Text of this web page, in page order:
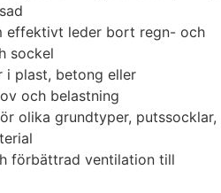
effektivt leder bort regn- och
sockel
i plast, betong eller
och belastning
olika grundtyper, putssocklar,
förbättrad ventilation till